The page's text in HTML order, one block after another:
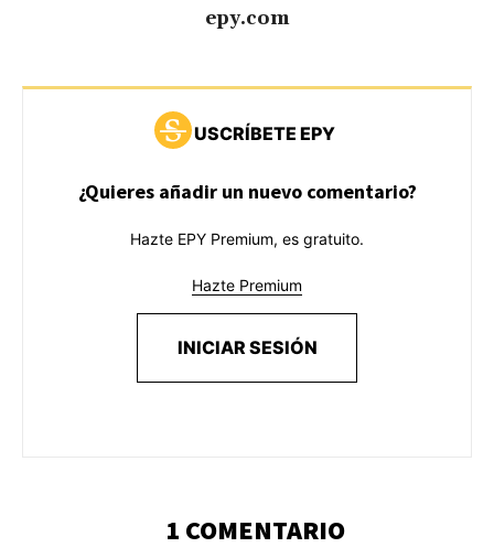
epy.com
USCRÍBETE EPY
¿Quieres añadir un nuevo comentario?
Hazte EPY Premium, es gratuito.
Hazte Premium
INICIAR SESIÓN
1 COMENTARIO